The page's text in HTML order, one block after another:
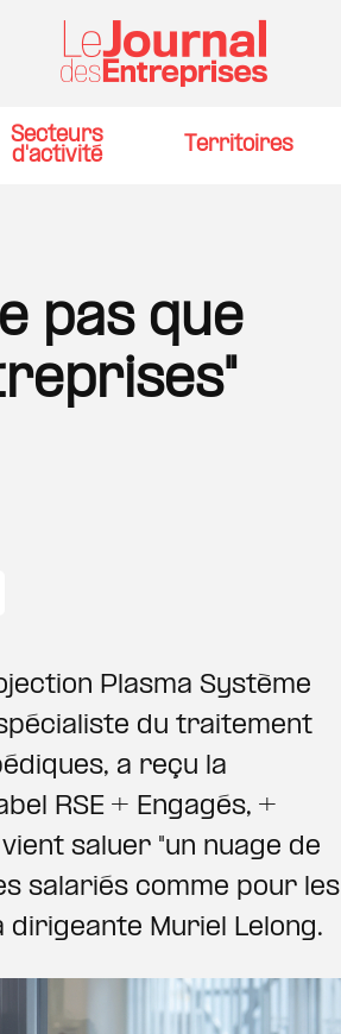
Secteurs
d'activité
Territoires
pas que
Plasma Système
du traitement
a reçu la
RSE + Engagés, +
saluer "un nuage de
salariés comme pour les
dirigeante Muriel Lelong.